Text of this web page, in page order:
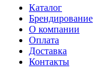
Каталог
Брендирование
О компании
Оплата
Доставка
Контакты